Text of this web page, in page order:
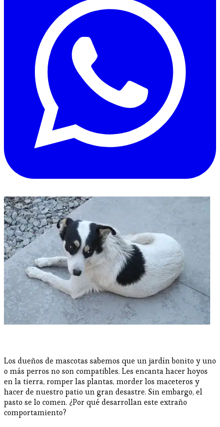
Los dueños de mascotas sabemos que un jardín bonito y uno
o más perros no son compatibles. Les encanta hacer hoyos
en la tierra, romper las plantas, morder los maceteros y
hacer de nuestro patio un gran desastre. Sin embargo, el
pasto se lo comen. ¿Por qué desarrollan este extraño
comportamiento?